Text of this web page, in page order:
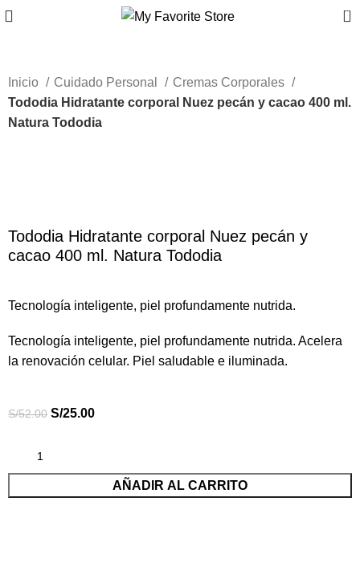
0
Inicio Cuidado Personal
Cremas Corporales
Tododia Hidratante corporal Nuez pecán y cacao 400 ml.
Natura Tododia
Tododia Hidratante corporal Nuez pecán y
cacao 400 ml. Natura Tododia
Tecnología inteligente, piel profundamente nutrida.
Tecnología inteligente, piel profundamente nutrida. Acelera
la renovación celular. Piel saludable e iluminada.
S/52.00 S/25.00
AÑADIR AL CARRITO